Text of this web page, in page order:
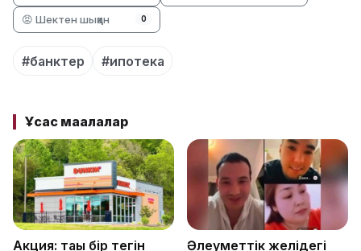
😡 Шектен шыққан 0
#банктер #ипотека
Ұқсас мақалалар
Акция: тағы бір тегін
Әлеуметтік желідегі